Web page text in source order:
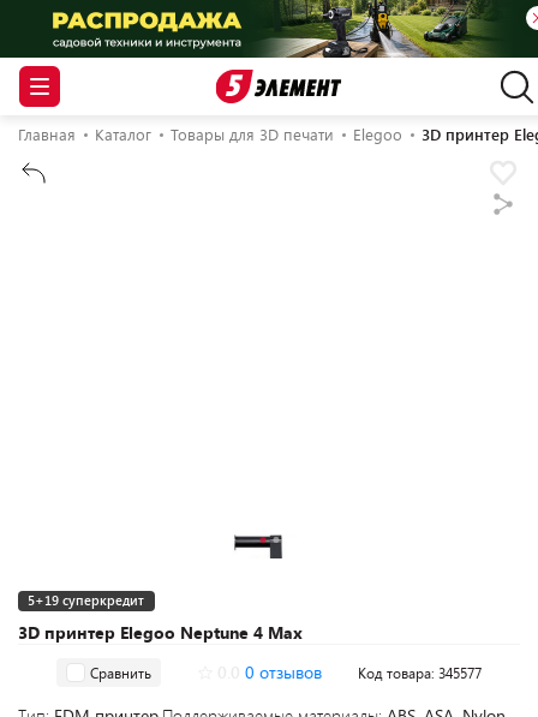
Главная Каталог Товары для 3D печати Elegoo 3D принтер
3D принтер Elegoo Neptune 4 Max
5+19 суперкредит
Сравнить 0 отзывов Код товара: 345577